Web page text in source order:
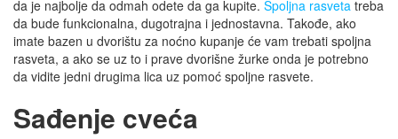
da je najbolje da odmah odete da ga kupite. Spoljna rasveta treba
da bude funkcionalna, dugotrajna i jednostavna. Takođe, ako
imate bazen u dvorištu za noćno kupanje će vam trebati spoljna
rasveta, a ako se uz to i prave dvorišne žurke onda je potrebno
da vidite jedni drugima lica uz pomoć spoljne rasvete.
Sađenje cveća